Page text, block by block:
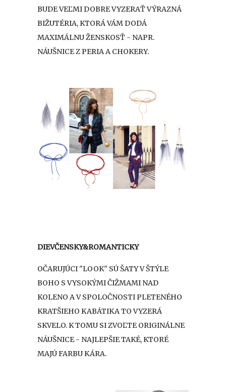
BUDE VEĽMI DOBRE VYZERAŤ VÝRAZNÁ
BIŽUTÉRIA, KTORÁ VÁM DODÁ
MAXIMÁLNU ŽENSKOSŤ - NAPR.
NÁUŠNICE Z PERIA A CHOKERY.
DIEVČENSKY&ROMANTICKY
OČARUJÚCI "LOOK" SÚ ŠATY V ŠTÝLE
BOHO S VYSOKÝMI ČIŽMAMI NAD
KOLENO A V SPOLOČNOSTI PLETENÉHO
KRATŠIEHO KABÁTIKA TO VYZERÁ
SKVELO. K TOMU SI ZVOĽTE ORIGINÁLNE
NÁUŠNICE - NAJLEPŠIE TAKÉ, KTORÉ
MAJÚ FARBU KÁRA.